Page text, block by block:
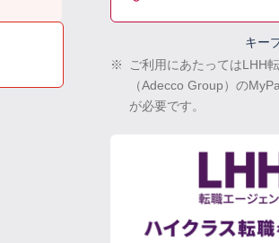
キー
※
ご利用にあたってはLHH
（Adecco Group）の
が必要です。